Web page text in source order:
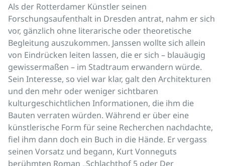
Als der Rotterdamer Künstler seinen
Forschungsaufenthalt in Dresden antrat, nahm er sich
vor, gänzlich ohne literarische oder theoretische
Begleitung auszukommen. Janssen wollte sich allein
von Eindrücken leiten lassen, die er sich – blauäugig
gewissermaßen – im Stadtraum erwandern würde.
Sein Interesse, so viel war klar, galt den Architekturen
und den mehr oder weniger sichtbaren
kulturgeschichtlichen Informationen, die ihm die
Bauten verraten würden. Während er über eine
künstlerische Form für seine Recherchen nachdachte,
fiel ihm dann doch ein Buch in die Hände. Er vergass
seinen Vorsatz und begann, Kurt Vonneguts
berühmten Roman „Schlachthof 5 oder Der